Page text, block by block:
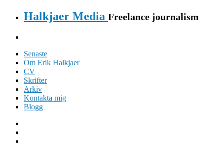
Halkjaer Media Freelance journalism
Senaste
Om Erik Halkjaer
CV
Skrifter
Arkiv
Kontakta mig
Blogg